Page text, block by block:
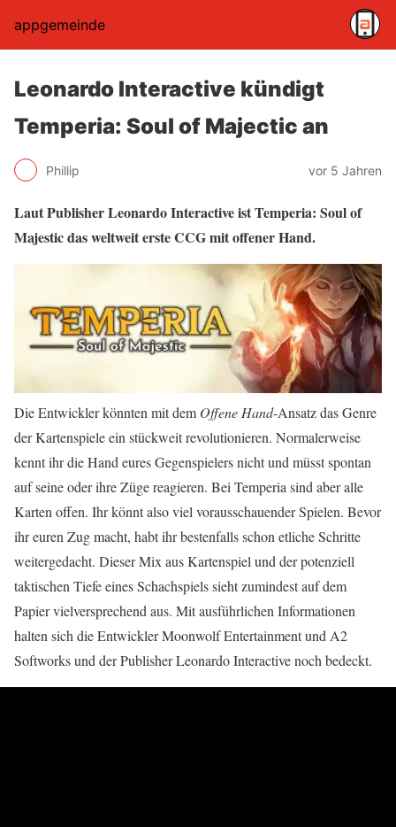
appgemeinde
Leonardo Interactive kündigt
Temperia: Soul of Majectic an
Phillip vor 5 Jahren
Laut Publisher Leonardo Interactive ist Temperia: Soul of
Majestic das weltweit erste CCG mit offener Hand.
Die Entwickler könnten mit dem Offene Hand-Ansatz das Genre
der Kartenspiele ein stückweit revolutionieren. Normalerweise
kennt ihr die Hand eures Gegenspielers nicht und müsst spontan
auf seine oder ihre Züge reagieren. Bei Temperia sind aber alle
Karten offen. Ihr könnt also viel vorausschauender Spielen. Bevor
ihr euren Zug macht, habt ihr bestenfalls schon etliche Schritte
weitergedacht. Dieser Mix aus Kartenspiel und der potenziell
taktischen Tiefe eines Schachspiels sieht zumindest auf dem
Papier vielversprechend aus. Mit ausführlichen Informationen
halten sich die Entwickler Moonwolf Entertainment und A2
Softworks und der Publisher Leonardo Interactive noch bedeckt.